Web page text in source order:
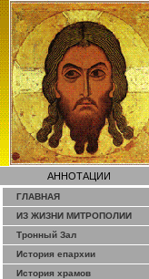
АННОТАЦИИ
ГЛАВНАЯ
ИЗ ЖИЗНИ МИТРОПОЛИИ
Тронный Зал
История епархии
История храмов